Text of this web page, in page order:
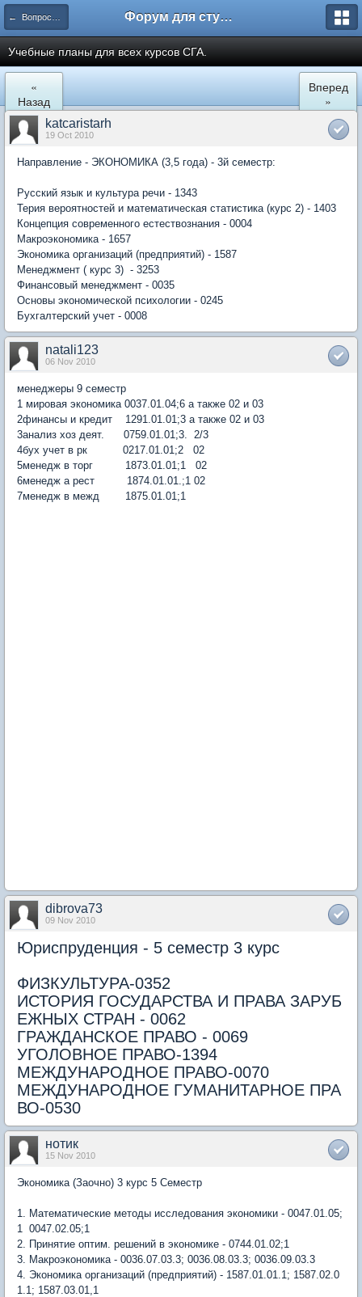
← Вопросы и ответы Форум для студента СГА
Учебные планы для всех курсов СГА.
«
Назад
Вперед
»
katcaristarh
19 Oct 2010
Направление - ЭКОНОМИКА (3,5 года) - 3й семестр:
Русский язык и культура речи - 1343
Терия вероятностей и математическая статистика (курс 2) - 1403
Концепция современного естествознания - 0004
Макроэкономика - 1657
Экономика организаций (предприятий) - 1587
Менеджмент ( курс 3) - 3253
Финансовый менеджмент - 0035
Основы экономической психологии - 0245
Бухгалтерский учет - 0008
natali123
06 Nov 2010
менеджеры 9 семестр
1 мировая экономика 0037.01.04;6 а также 02 и 03
2финансы и кредит 1291.01.01;3 а также 02 и 03
3анализ хоз деят. 0759.01.01;3. 2/3
4бух учет в рк 0217.01.01;2 02
5менедж в торг 1873.01.01;1 02
6менедж а рест 1874.01.01.;1 02
7менедж в межд 1875.01.01;1
dibrova73
09 Nov 2010
Юриспруденция - 5 семестр 3 курс
ФИЗКУЛЬТУРА-0352
ИСТОРИЯ ГОСУДАРСТВА И ПРАВА ЗАРУБ
ЕЖНЫХ СТРАН - 0062
ГРАЖДАНСКОЕ ПРАВО - 0069
УГОЛОВНОЕ ПРАВО-1394
МЕЖДУНАРОДНОЕ ПРАВО-0070
МЕЖДУНАРОДНОЕ ГУМАНИТАРНОЕ ПРА
ВО-0530
нотик
15 Nov 2010
Экономика (Заочно) 3 курс 5 Семестр
1. Математические методы исследования экономики - 0047.01.05;
1 0047.02.05;1
2. Принятие оптим. решений в экономике - 0744.01.02;1
3. Макроэкономика - 0036.07.03.3; 0036.08.03.3; 0036.09.03.3
4. Экономика организаций (предприятий) - 1587.01.01.1; 1587.02.0
1.1; 1587.03.01,1